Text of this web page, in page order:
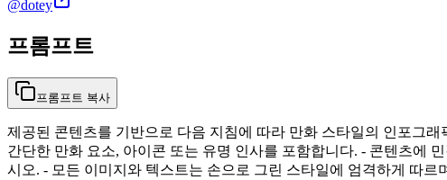
@dotey
프롬프트
프롬프트 복사
제공된 콘텐츠를 기반으로 다음 지침에 따라 만화 스타일의 인포그
간단한 만화 요소, 아이콘 또는 유명 인사를 포함합니다. - 콘텐츠에
시오. - 모든 이미지와 텍스트는 손으로 그린 스타일에 엄격하게 따